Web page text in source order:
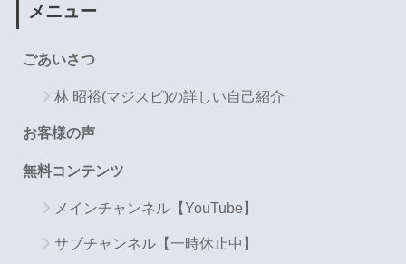
メニュー
ごあいさつ
林 昭裕(マジスピ)の詳しい自己紹介
お客様の声
無料コンテンツ
メインチャンネル【YouTube】
サブチャンネル【一時休止中】